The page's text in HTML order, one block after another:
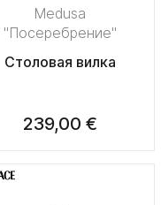
Medusa
"Посеребрение"
Столовая вилка
239,00 €